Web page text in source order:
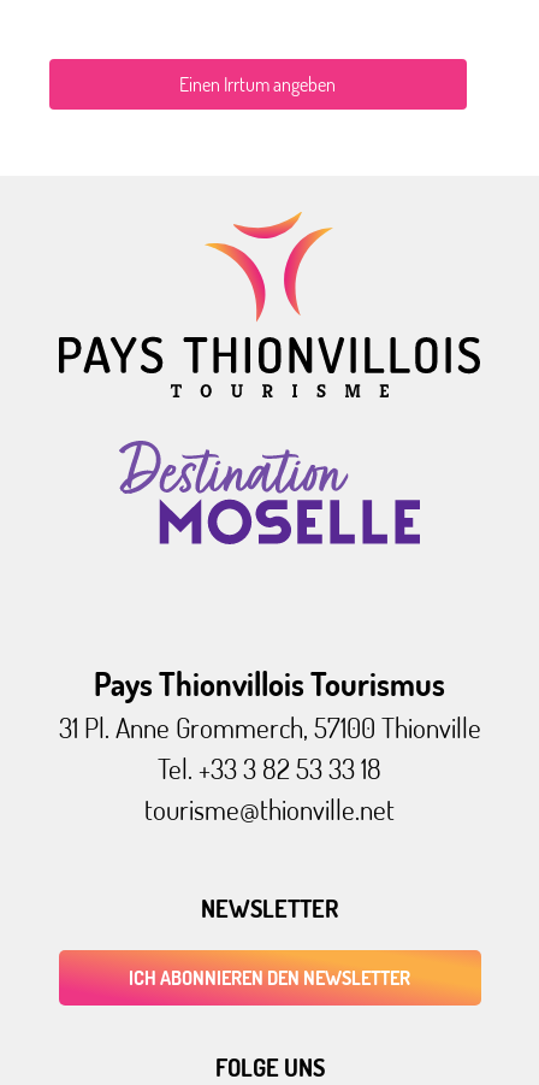
Einen Irrtum angeben
Pays Thionvillois Tourismus
31 Pl. Anne Grommerch, 57100 Thionville
Tel. +33 3 82 53 33 18
tourisme@thionville.net
NEWSLETTER
ICH ABONNIEREN DEN NEWSLETTER
FOLGE UNS